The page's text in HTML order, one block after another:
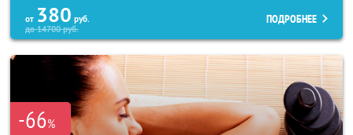
от 380 руб.
до14700руб.
ПОДРОБНЕЕ
-66%